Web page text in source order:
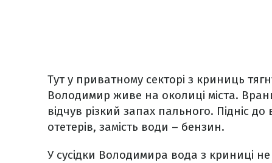
Тут у приватному секторі з криниць
Володимир живе на околиці міста.
відчув різкий запах пального. Підніс
отетерів, замість води – бензин.
У сусідки Володимира вода з криниці